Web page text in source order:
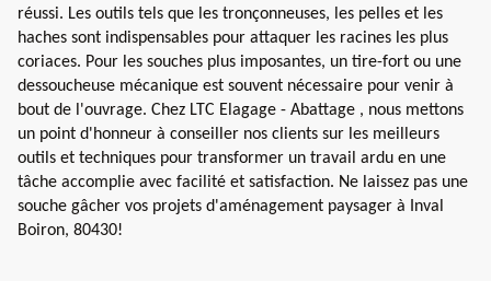
réussi. Les outils tels que les tronçonneuses, les pelles et les
haches sont indispensables pour attaquer les racines les plus
coriaces. Pour les souches plus imposantes, un tire-fort ou une
dessoucheuse mécanique est souvent nécessaire pour venir à
bout de l'ouvrage. Chez LTC Elagage - Abattage , nous mettons
un point d'honneur à conseiller nos clients sur les meilleurs
outils et techniques pour transformer un travail ardu en une
tâche accomplie avec facilité et satisfaction. Ne laissez pas une
souche gâcher vos projets d'aménagement paysager à Inval
Boiron, 80430!